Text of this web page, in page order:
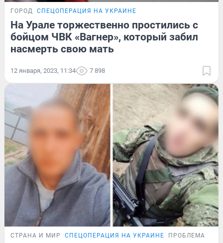
ГОРОД СПЕЦОПЕРАЦИЯ НА УКРАИНЕ
На Урале торжественно простились с
бойцом ЧВК «Вагнер», который забил
насмерть свою мать
12 января, 2023, 11:34 7 898
СТРАНА И МИР СПЕЦОПЕРАЦИЯ НА УКРАИНЕ ПРОБЛЕМА